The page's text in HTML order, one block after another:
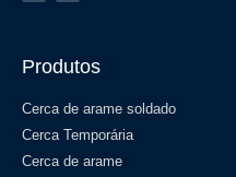
Produtos
Cerca de arame soldado
Cerca Temporária
Cerca de arame